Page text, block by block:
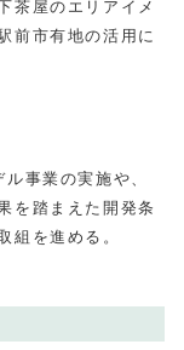
茶屋のエリアイメ
前市有地の活用に
事業の実施や、
を踏まえた開発条
組を進める。